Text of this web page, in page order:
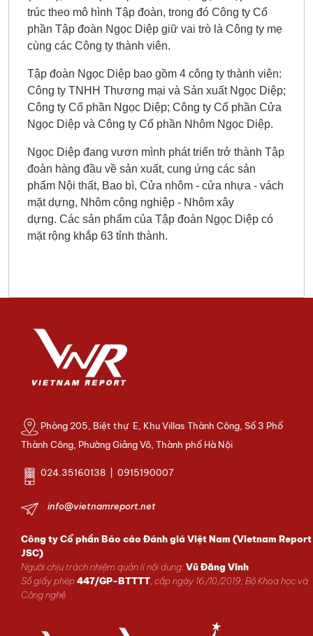
trúc theo mô hình Tập đoàn, trong đó Công ty Cổ
phần Tập đoàn Ngọc Diệp giữ vai trò là Công ty mẹ
cùng các Công ty thành viên.
Tập đoàn Ngọc Diệp bao gồm 4 công ty thành viên:
Công ty TNHH Thương mại và Sản xuất Ngọc Diệp;
Công ty Cổ phần Ngọc Diệp; Công ty Cổ phần Cửa
Ngọc Diệp và Công ty Cổ phần Nhôm Ngọc Diệp.
Ngọc Diệp đang vươn mình phát triển trở thành Tập
đoàn hàng đầu về sản xuất, cung ứng các sản
phẩm Nội thất, Bao bì, Cửa nhôm - cửa nhựa - vách
mặt dựng, Nhôm công nghiệp - Nhôm xây
dựng. Các sản phẩm của Tập đoàn Ngọc Diệp có
mặt rộng khắp 63 tỉnh thành.
Phòng 205, Biệt thự E, Khu Villas Thành Công, Số 3 Phố
Thành Công, Phường Giảng Võ, Thành phố Hà Nội
024.35160138 | 0915190007
info@vietnamreport.net
Công ty Cổ phần Báo cáo Đánh giá Việt Nam (Vietnam Report
JSC)
Người chịu trách nhiệm quản lí nội dung:Vũ Đăng Vinh
Số giấy phép447/GP-BTTTT, cấp ngày 16/10/2019; Bộ Khoa học và
Công nghệ